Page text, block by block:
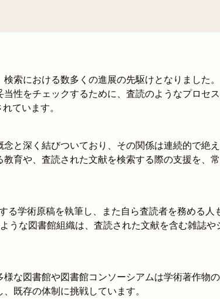
索における数多くの進展の先駆けとなりました
性をチェックするために、査読のようなプロセ
ています。
と深く結びついており、その関係は連続的で絶
育や、査読された文献を検索する際の支援を、
る学術原稿を執筆し、また自ら査読者を務める人
うな図書館組織は、査読された文献を含む雑誌や
な図書館や図書館コンソーシアムは学術著作物
既存の体制に挑戦しています。